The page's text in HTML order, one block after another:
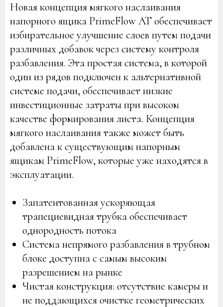
Новая концепция мягкого наслаивания
напорного ящика PrimeFlow AT обеспечивает
избирательное улучшение слоев путем подачи
различных добавок через систему контроля
разбавления. Эта простая система, в которой
один из рядов подключен к альтернативной
системе подачи, обеспечивает низкие
инвестиционные затраты при высоком
качестве формирования листа. Концепция
мягкого наслаивания также может быть
добавлена ​​к существующим напорным
ящикам PrimeFlow, которые уже находятся в
эксплуатации.
Запатентованная ускоряющая
трапециевидная трубка обеспечивает
однородность потока
Система непрямого разбавления в трубном
блоке доступна с самым высоким
разрешением на рынке
Чистая конструкция: отсутствие камеры и
не поддающихся очистке геометрических